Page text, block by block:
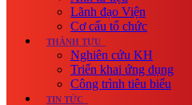
Lãnh đạo Viện
Cơ cấu tổ chức
THÀNH TỰU
Nghiên cứu KH
Triển khai ứng dụng
Công trình tiêu biểu
TIN TỨC